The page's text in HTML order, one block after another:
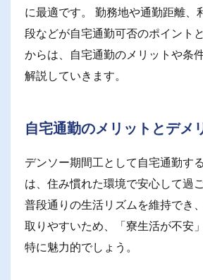
に最適です。 勤務地や通勤距離、
段などが自宅通勤可否のポイント
からは、自宅通勤のメリットや条
解説していきます。
自宅通勤のメリットとデメ
デンソー期間工として自宅通勤す
は、住み慣れた環境で安心して過
普段通りの生活リズムを維持でき
取りやすいため、「寮生活が不安
特に魅力的でしょう。